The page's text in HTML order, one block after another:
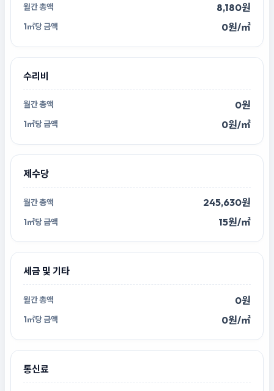
8,180원
0원/㎡
수리비
0원
0원/㎡
제수당
245,630원
15원/㎡
세금 및 기타
0원
0원/㎡
통신료